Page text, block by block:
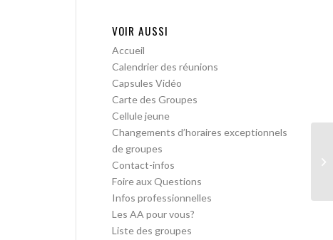
VOIR AUSSI
Accueil
Calendrier des réunions
Capsules Vidéo
Carte des Groupes
Cellule jeune
Changements d’horaires exceptionnels
de groupes
Contact-infos
Foire aux Questions
Infos professionnelles
Les AA pour vous?
Liste des groupes